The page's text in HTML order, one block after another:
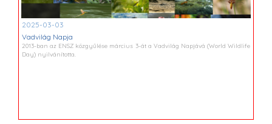
2025-03-03
Vadvilág Napja
2013-ban az ENSZ közgyűlése március 3-át a Vadvilág Napjává (World Wildlife
Day) nyilvánította.